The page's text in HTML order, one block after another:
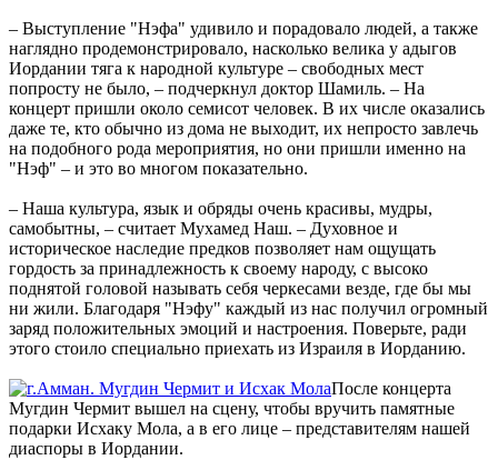
– Выступление "Нэфа" удивило и порадовало людей, а также
наглядно продемонстрировало, насколько велика у адыгов
Иордании тяга к народной культуре – свободных мест
попросту не было, – подчеркнул доктор Шамиль. – На
концерт пришли около семисот человек. В их числе оказались
даже те, кто обычно из дома не выходит, их непросто завлечь
на подобного рода мероприятия, но они пришли именно на
"Нэф" – и это во многом показательно.
– Наша культура, язык и обряды очень красивы, мудры,
самобытны, – считает Мухамед Наш. – Духовное и
историческое наследие предков позволяет нам ощущать
гордость за принадлежность к своему народу, с высоко
поднятой головой называть себя черкесами везде, где бы мы
ни жили. Благодаря "Нэфу" каждый из нас получил огромный
заряд положительных эмоций и настроения. Поверьте, ради
этого стоило специально приехать из Израиля в Иорданию.
После концерта
Мугдин Чермит вышел на сцену, чтобы вручить памятные
подарки Исхаку Мола, а в его лице – представителям нашей
диаспоры в Иордании.